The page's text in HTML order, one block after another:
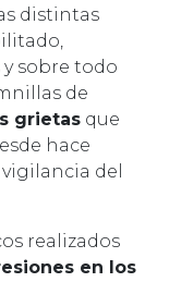
distintas
sobre todo
de
grietas que
hace
del
realizados
en los